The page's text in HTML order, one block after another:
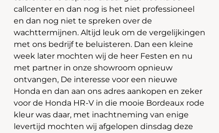
callcenter en dan nog is het niet professioneel
en dan nog niet te spreken over de
wachttermijnen. Altijd leuk om de vergelijkingen
met ons bedrijf te beluisteren. Dan een kleine
week later mochten wij de heer Festen en nu
met partner in onze showroom opnieuw
ontvangen, De interesse voor een nieuwe
Honda en dan aan ons adres aankopen en zeker
voor de Honda HR-V in die mooie Bordeaux rode
kleur was daar, met inachtneming van enige
levertijd mochten wij afgelopen dinsdag deze